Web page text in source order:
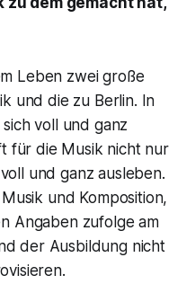
Leben zwei große
und die zu Berlin. In
voll und ganz
für die Musik nicht nur
und ganz ausleben.
und Komposition,
Angaben zufolge am
der Ausbildung nicht